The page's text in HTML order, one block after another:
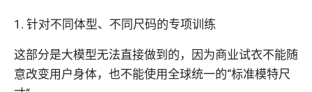
1. 针对不同体型、不同尺码的专项训练
这部分是大模型无法直接做到的，因为商业试衣不能随
意改变用户身体，也不能使用全球统一的“标准模特尺